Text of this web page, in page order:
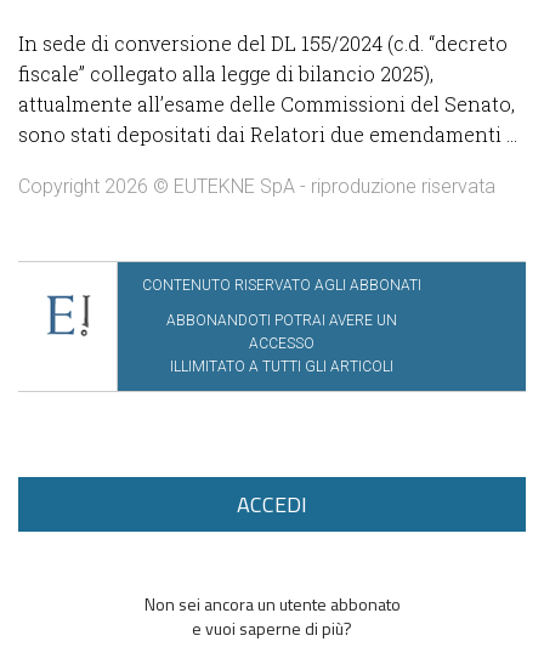
In sede di conversione del DL 155/2024 (c.d. “decreto
fiscale” collegato alla legge di bilancio 2025),
attualmente all’esame delle Commissioni del Senato,
sono stati depositati dai Relatori due emendamenti ...
Copyright 2026 © EUTEKNE SpA - riproduzione riservata
CONTENUTO RISERVATO AGLI ABBONATI
ABBONANDOTI POTRAI AVERE UN
ACCESSO
ILLIMITATO A TUTTI GLI ARTICOLI
ACCEDI
Non sei ancora un utente abbonato
e vuoi saperne di più?